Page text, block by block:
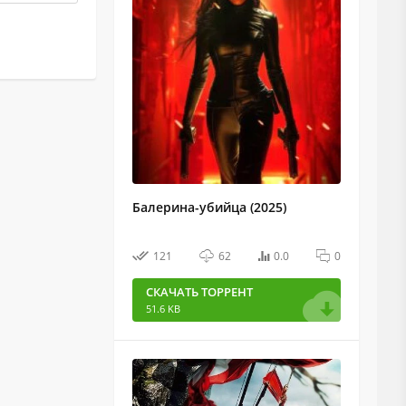
Балерина-убийца (2025)
121 62 0.0 0
СКАЧАТЬ ТОРРЕНТ
51.6 KB